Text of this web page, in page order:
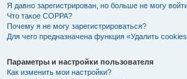
Я давно зарегистрирован, но больше не могу
Что такое COPPA?
Почему я не могу зарегистрироваться?
Для чего предназначена функция «Удалить
Параметры и настройки пользователя
Как изменить мои настройки?